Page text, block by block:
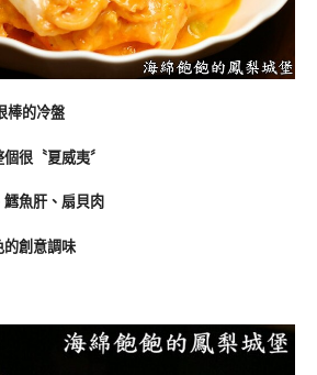
棒的冷盤
很〝夏威夷〞
魚肝、扇貝肉
創意調味